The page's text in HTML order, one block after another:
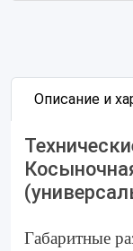
Описание и
Габаритные